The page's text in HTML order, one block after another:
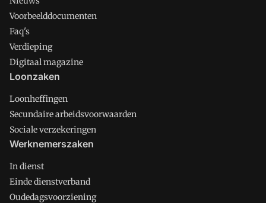
Voorbeelddocumenten
Faq's
Verdieping
Digitaal magazine
Loonzaken
Loonheffingen
Secundaire arbeidsvoorwaarden
Sociale verzekeringen
Werknemerszaken
In dienst
Einde dienstverband
Oudedagsvoorziening